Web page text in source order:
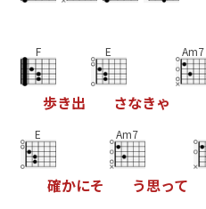
F
歩き出
E
さなきゃ
Am7
E
確かにそ
Am7
う思って